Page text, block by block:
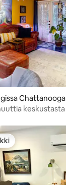
Chattanooga
keskustasta
parhaimmistoa